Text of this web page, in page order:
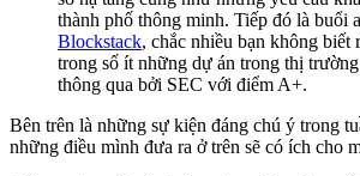
thành phố thông minh. Tiếp đó là buổi
Blockstack, chắc nhiều bạn không biết
trong số ít những dự án trong thị
thông qua bởi SEC với điểm A+.
Bên trên là những sự kiện đáng chú ý trong
những điều mình đưa ra ở trên sẽ có ích cho